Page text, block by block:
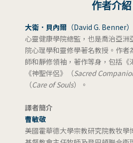
作者介紹
大衛．貝內爾 （David G. Benner）
心靈健康學院總監，也是喬治亞洲
院心理學和靈修學著名教授。作者
師和靜修領袖，著作等身，包括《
《神聖伴侶》（Sacred
（Care of Souls）。
譯者簡介
曹敏敬
美國霍華德大學宗教研究院教牧學